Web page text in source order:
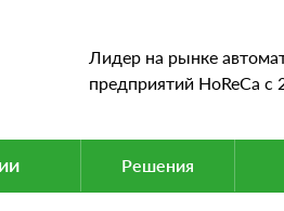
Лидер на рынке
предприятий HoReCa c
Решения